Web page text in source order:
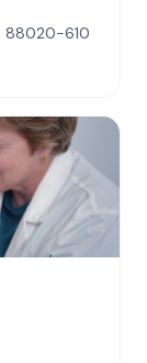
88020-610